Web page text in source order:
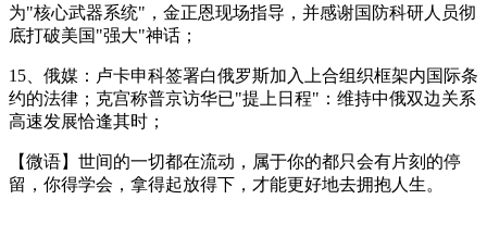
为"核心武器系统"，金正恩现场指导，并感谢国防科研人员彻
底打破美国"强大"神话；
15、俄媒：卢卡申科签署白俄罗斯加入上合组织框架内国际条
约的法律；克宫称普京访华已"提上日程"：维持中俄双边关系
高速发展恰逢其时；
【微语】世间的一切都在流动，属于你的都只会有片刻的停
留，你得学会，拿得起放得下，才能更好地去拥抱人生。